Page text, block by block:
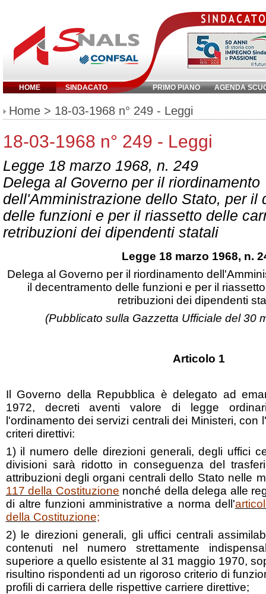
HOME SINDACATO PRIMO PIANO AGENDA
Inserisci parola chiave:
Home > 18-03-1968 n° 249 - Leggi
18-03-1968 n° 249 - Leggi
Legge 18 marzo 1968, n. 249
Delega al Governo per il riordinamento
dell'Amministrazione dello Stato, per il
delle funzioni e per il riassetto delle
retribuzioni dei dipendenti statali
Legge 18 marzo 1968, n.
Delega al Governo per il riordinamento
il decentramento delle funzioni e per il
retribuzioni dei dipendenti
(Pubblicato sulla Gazzetta Ufficiale del 30
Articolo 1
Il Governo della Repubblica è delegato ad
1972, decreti aventi valore di legge
l'ordinamento dei servizi centrali dei Ministeri, con
criteri direttivi:
1) il numero delle direzioni generali, degli uffici
divisioni sarà ridotto in conseguenza del
attribuzioni degli organi centrali dello Stato nelle
117 della Costituzione nonché della delega alle
di altre funzioni amministrative a norma dell'
della Costituzione;
2) le direzioni generali, gli uffici centrali
contenuti nel numero strettamente
superiore a quello esistente al 31 maggio 1970,
risultino rispondenti ad un rigoroso criterio di
profili di carriera delle rispettive carriere direttive;